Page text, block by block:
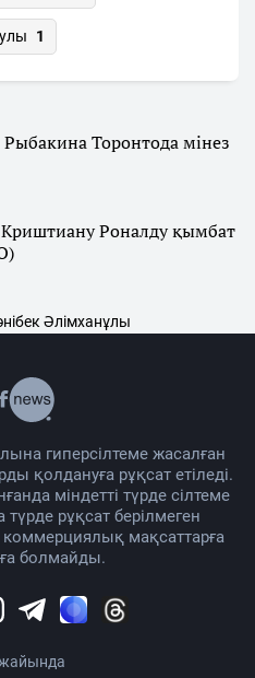
1
Торонтода мінез
Роналду қымбат
Әлімханұлы
гиперсілтеме жасалған
қолдануға рұқсат етіледі.
міндетті түрде сілтеме
рұқсат берілмеген
мақсаттарға
болмайды.